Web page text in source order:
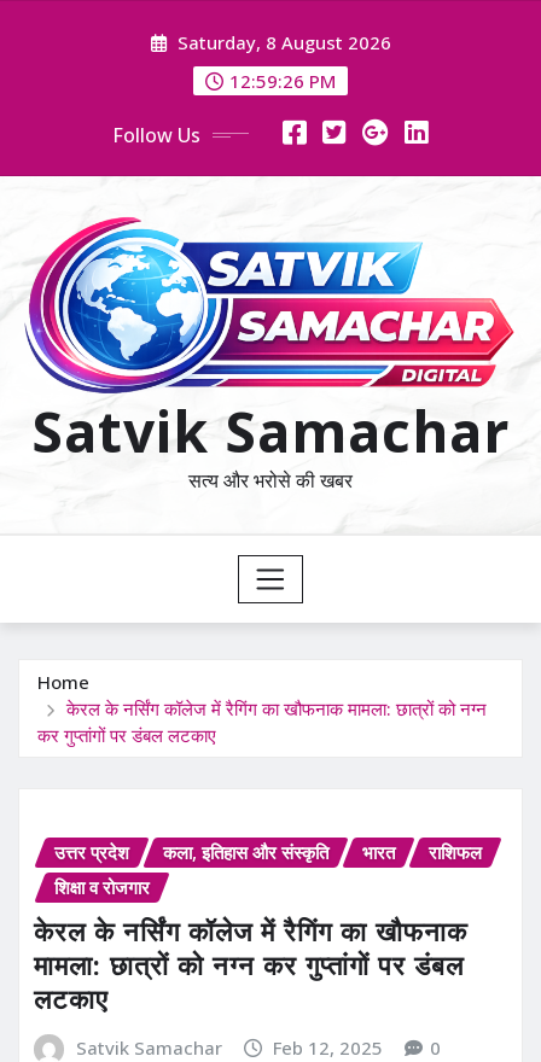
Saturday, 8 August 2026
12:59:27 PM
Follow Us
Satvik Samachar
सत्य और भरोसे की खबर
Home
केरल के नर्सिंग कॉलेज में रैगिंग का खौफनाक मामला: छात्रों को नग्न
कर गुप्तांगों पर डंबल लटकाए
उत्तर प्रदेश कला, इतिहास और संस्कृति भारत
राशिफल
शिक्षा व रोजगार
केरल के नर्सिंग कॉलेज में रैगिंग का खौफनाक
मामला: छात्रों को नग्न कर गुप्तांगों पर डंबल
लटकाए
Satvik Samachar Feb 12, 2025 0